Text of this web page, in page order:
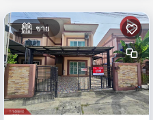
ขาย